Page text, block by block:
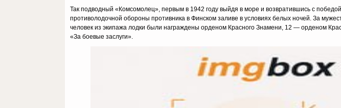
Так подводный «Комсомолец», первым в 1942 году выйдя в море и возвратившись с
противолодочной обороны противника в Финском заливе в условиях белых ночей. За
человек из экипажа лодки были награждены орденом Красного Знамени, 12 — орденом
«За боевые заслуги».